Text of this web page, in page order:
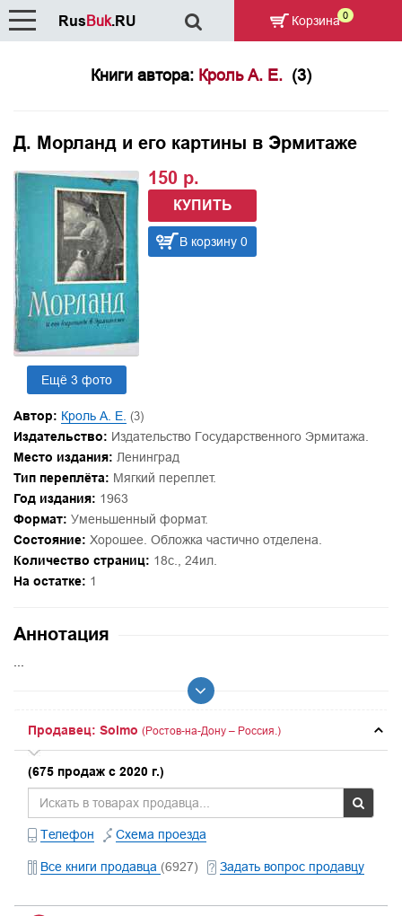
Книги автора: Кроль А. Е. (3)
Д. Морланд и его картины в Эрмитаже
Ещё 3 фото
150 р.
КУПИТЬ
В корзину 0
Автор: Кроль А. Е. (3)
Издательство: Издательство Государственного Эрмитажа.
Место издания: Ленинград
Тип переплёта: Мягкий переплет.
Год издания: 1963
Формат: Уменьшенный формат.
Состояние: Хорошее. Обложка частично отделена.
Количество страниц: 18с., 24ил.
На остатке: 1
Аннотация
Продавец: Solmo (Ростов-на-Дону – Россия.)
(675 продаж с 2020 г.)
Телефон Схема проезда
Все книги продавца (6927) Задать вопрос продавцу
RusBuk.RU Корзина 0